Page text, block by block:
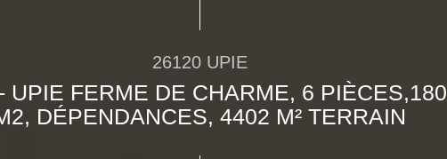
26120 UPIE
UPIE FERME DE CHARME, 6 PIÈCES,180
DÉPENDANCES, 4402 M² TERRAIN